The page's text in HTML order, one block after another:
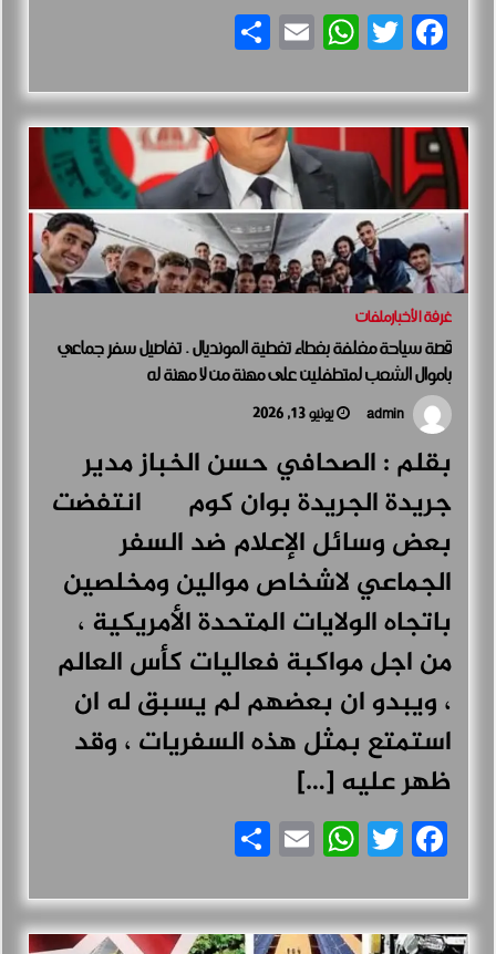
Facebook
Twitter
WhatsApp
Email
غرفة الأخبارملفات
قصة سياحة مغلفة بغطاء تغطية المونديال . تفاصيل سفر جماعي
باموال الشعب لمتطفلين على مهنة من لا مهنة له
admin يونيو 13, 2026
بقلم : الصحافي حسن الخباز مدير
جريدة الجريدة بوان كوم انتفضت
بعض وسائل الإعلام ضد السفر
الجماعي لاشخاص موالين ومخلصين
باتجاه الولايات المتحدة الأمريكية ،
من اجل مواكبة فعاليات كأس العالم
، ويبدو ان بعضهم لم يسبق له ان
استمتع بمثل هذه السفريات ، وقد
ظهر عليه […]
Facebook
Twitter
WhatsApp
Email